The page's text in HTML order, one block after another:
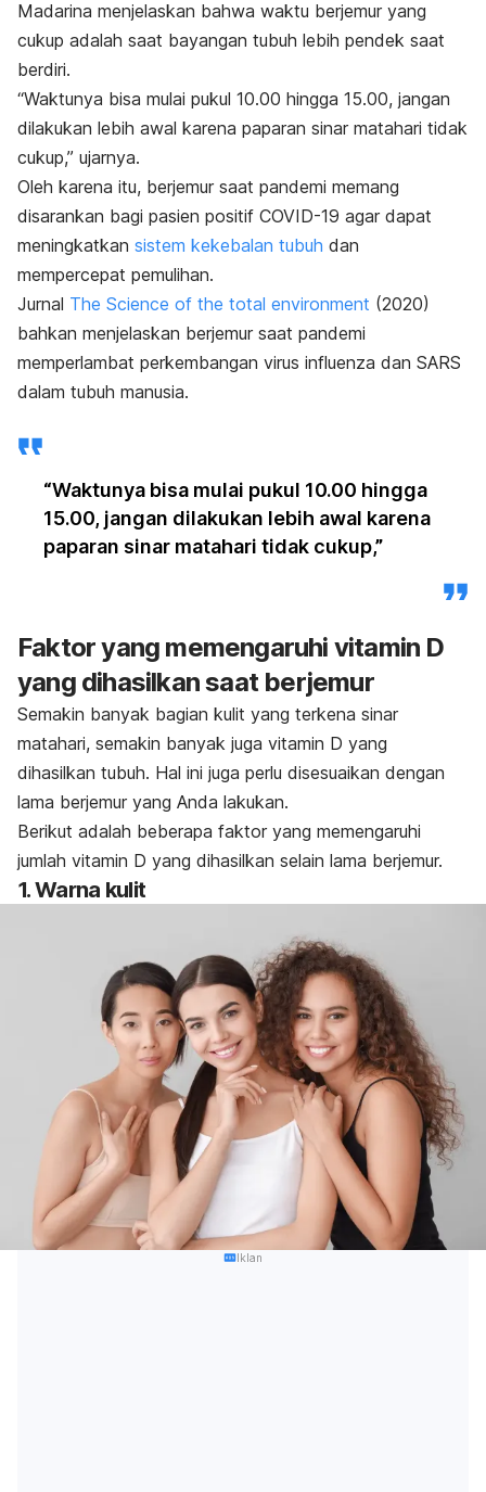
Madarina menjelaskan bahwa waktu berjemur yang
cukup adalah saat bayangan tubuh lebih pendek saat
berdiri.
“Waktunya bisa mulai pukul 10.00 hingga 15.00, jangan
dilakukan lebih awal karena paparan sinar matahari tidak
cukup,” ujarnya.
Oleh karena itu, berjemur saat pandemi memang
disarankan bagi pasien positif COVID-19 agar dapat
meningkatkan sistem kekebalan tubuh dan
mempercepat pemulihan.
Jurnal The Science of the total environment (2020)
bahkan menjelaskan berjemur saat pandemi
memperlambat perkembangan virus influenza dan SARS
dalam tubuh manusia.
“Waktunya bisa mulai pukul 10.00 hingga
15.00, jangan dilakukan lebih awal karena
paparan sinar matahari tidak cukup,”
Faktor yang memengaruhi vitamin D
yang dihasilkan saat berjemur
Semakin banyak bagian kulit yang terkena sinar
matahari, semakin banyak juga vitamin D yang
dihasilkan tubuh. Hal ini juga perlu disesuaikan dengan
lama berjemur yang Anda lakukan.
Berikut adalah beberapa faktor yang memengaruhi
jumlah vitamin D yang dihasilkan selain lama berjemur.
1. Warna kulit
Iklan